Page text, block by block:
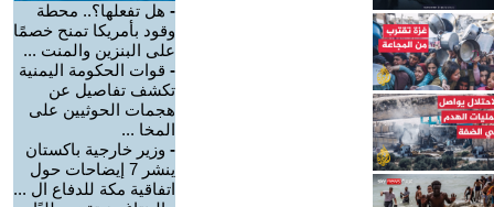
- هل تفعلها؟.. محطة
وقود بأمريكا تمنح خصمًا
على البنزين والمنت ...
- قوات الحكومة اليمنية
تكشف تفاصيل عن
هجمات الحوثيين على
المخا ...
- وزير خارجية باكستان
ينشر 7 إيضاحات حول
اتفاقية مكة للدفاع ال ...